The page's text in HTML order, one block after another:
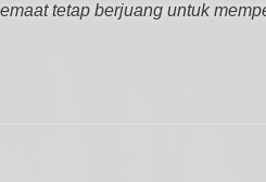
tetap berjuang untuk